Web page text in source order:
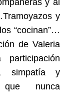
y
“cocinan”…
de Valeria
simpatía y
nunca